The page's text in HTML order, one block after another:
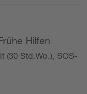
Hilfen
(30 Std.Wo.), SOS-